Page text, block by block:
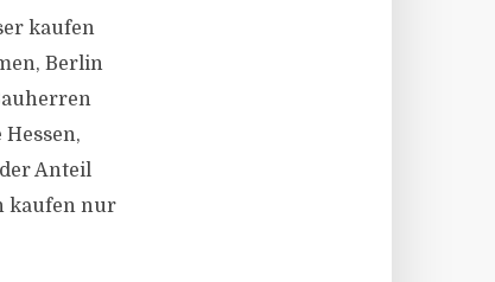
kaufen
Berlin
Anteil
kaufen nur